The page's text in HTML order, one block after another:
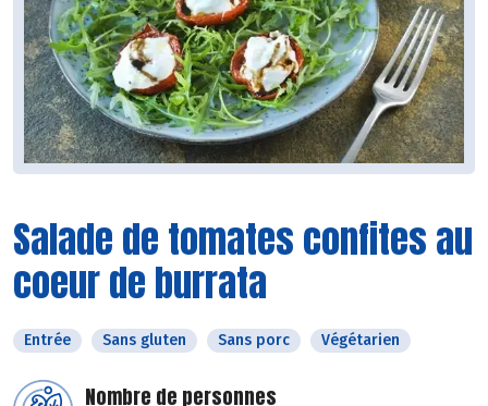
Salade de tomates confites au
coeur de burrata
Entrée Sans gluten Sans porc Végétarien
Nombre de personnes